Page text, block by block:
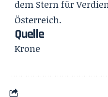
dem Stern für
Österreich.
Quelle
Krone